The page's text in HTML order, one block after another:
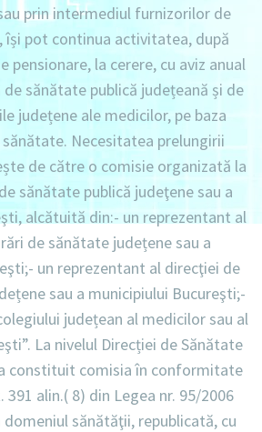
prin intermediul furnizorilor de
își pot continua activitatea, după
pensionare, la cerere, cu aviz anual
sănătate publică județeană și de
județene ale medicilor, pe baza
Necesitatea prelungirii
de către o comisie organizată la
sănătate publică judeţene sau a
alcătuită din:- un reprezentant al
de sănătate județene sau a
un reprezentant al direcţiei de
sau a municipiului Bucureşti;-
județean al medicilor sau al
La nivelul Direcției de Sănătate
constituit comisia în conformitate
391 alin.( 8) din Legea nr. 95/2006
sănătăţii, republicată, cu